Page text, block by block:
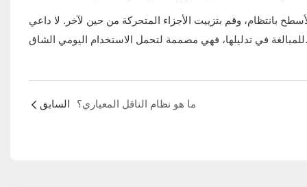
بانتظام، وقم بتزييت الأجزاء المتحركة من حين لآخر. لا داعي
للمبالغة في تدليلها، فهي مصممة لتحمل الاستخدام اليومي الشاق.
السابق ما هو نظام الناقل المعياري؟